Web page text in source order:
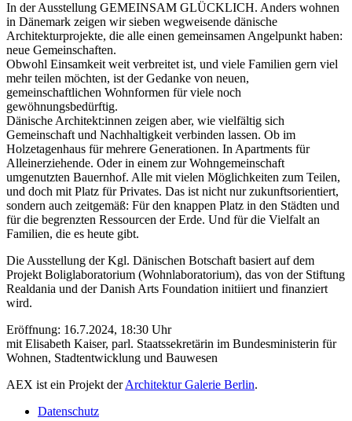
In der Ausstellung GEMEINSAM GLÜCKLICH. Anders wohnen
in Dänemark zeigen wir sieben wegweisende dänische
Architekturprojekte, die alle einen gemeinsamen Angelpunkt haben:
neue Gemeinschaften.
Obwohl Einsamkeit weit verbreitet ist, und viele Familien gern viel
mehr teilen möchten, ist der Gedanke von neuen,
gemeinschaftlichen Wohnformen für viele noch
gewöhnungsbedürftig.
Dänische Architekt:innen zeigen aber, wie vielfältig sich
Gemeinschaft und Nachhaltigkeit verbinden lassen. Ob im
Holzetagenhaus für mehrere Generationen. In Apartments für
Alleinerziehende. Oder in einem zur Wohngemeinschaft
umgenutzten Bauernhof. Alle mit vielen Möglichkeiten zum Teilen,
und doch mit Platz für Privates. Das ist nicht nur zukunftsorientiert,
sondern auch zeitgemäß: Für den knappen Platz in den Städten und
für die begrenzten Ressourcen der Erde. Und für die Vielfalt an
Familien, die es heute gibt.
Die Ausstellung der Kgl. Dänischen Botschaft basiert auf dem
Projekt Boliglaboratorium (Wohnlaboratorium), das von der Stiftung
Realdania und der Danish Arts Foundation initiiert und finanziert
wird.
Eröffnung: 16.7.2024, 18:30 Uhr
mit Elisabeth Kaiser, parl. Staatssekretärin im Bundesministerin für
Wohnen, Stadtentwicklung und Bauwesen
AEX ist ein Projekt derArchitektur Galerie Berlin.
Datenschutz